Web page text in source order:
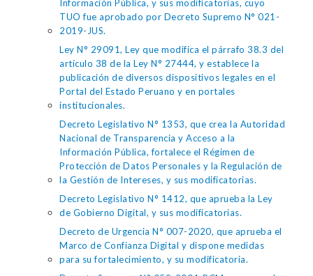
Información Pública, y sus modificatorias, cuyo
TUO fue aprobado por Decreto Supremo N° 021-
2019-JUS.
Ley N° 29091, Ley que modifica el párrafo 38.3 del
artículo 38 de la Ley N° 27444, y establece la
publicación de diversos dispositivos legales en el
Portal del Estado Peruano y en portales
institucionales.
Decreto Legislativo N° 1353, que crea la Autoridad
Nacional de Transparencia y Acceso a la
Información Pública, fortalece el Régimen de
Protección de Datos Personales y la Regulación de
la Gestión de Intereses, y sus modificatorias.
Decreto Legislativo N° 1412, que aprueba la Ley
de Gobierno Digital, y sus modificatorias.
Decreto de Urgencia N° 007-2020, que aprueba el
Marco de Confianza Digital y dispone medidas
para su fortalecimiento, y su modificatoria.